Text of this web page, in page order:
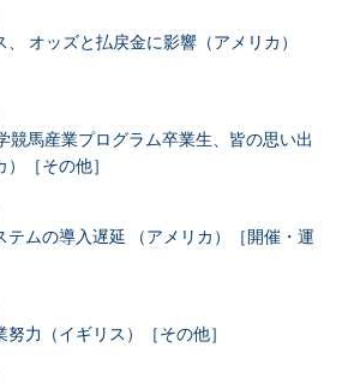
オッズと払戻金に影響（アメリカ）
競馬産業プログラム卒業生、皆の思い出
［その他］
テムの導入遅延 （アメリカ）［開催・運
力（イギリス）［その他］